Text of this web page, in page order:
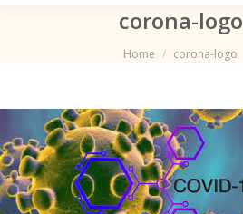
corona-logo
Je bent hier:
Home corona-logo